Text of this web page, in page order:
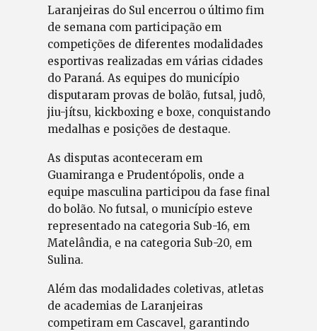
Laranjeiras do Sul encerrou o último fim
de semana com participação em
competições de diferentes modalidades
esportivas realizadas em várias cidades
do Paraná. As equipes do município
disputaram provas de bolão, futsal, judô,
jiu-jítsu, kickboxing e boxe, conquistando
medalhas e posições de destaque.
As disputas aconteceram em
Guamiranga e Prudentópolis, onde a
equipe masculina participou da fase final
do bolão. No futsal, o município esteve
representado na categoria Sub-16, em
Matelândia, e na categoria Sub-20, em
Sulina.
Além das modalidades coletivas, atletas
de academias de Laranjeiras
competiram em Cascavel, garantindo